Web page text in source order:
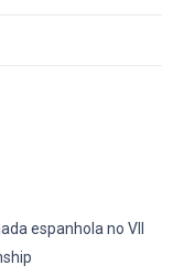
espanhola no VII